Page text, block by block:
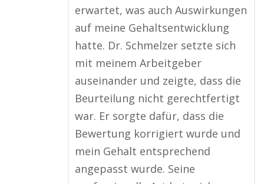
erwartet, was auch Auswirkungen
auf meine Gehaltsentwicklung
hatte. Dr. Schmelzer setzte sich
mit meinem Arbeitgeber
auseinander und zeigte, dass die
Beurteilung nicht gerechtfertigt
war. Er sorgte dafür, dass die
Bewertung korrigiert wurde und
mein Gehalt entsprechend
angepasst wurde. Seine